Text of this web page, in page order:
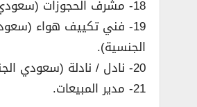
18- مشرف الحجوزات (سعودي الجنسية).
19- فني تكييف هواء
الجنسية).
20- نادل / نادلة (سعودي الجنسية).
21- مدير المبيعات.